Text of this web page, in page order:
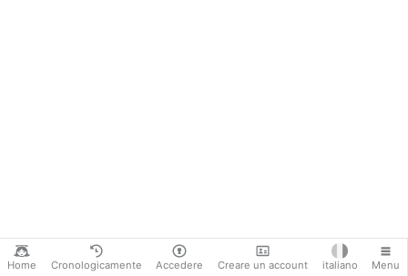
Home Cronologicamente Accedere Creare un account italiano Menu